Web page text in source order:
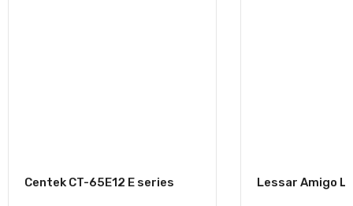
Centek CT-65E12 E series Lessar Amigo